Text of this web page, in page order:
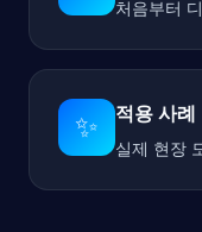
처음부터
✨ 적용 사례
실제 현장